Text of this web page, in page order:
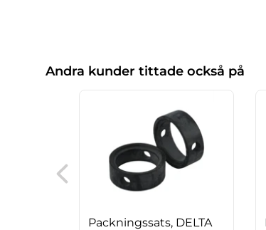
Andra kunder tittade också på
Packningssats, DELTA